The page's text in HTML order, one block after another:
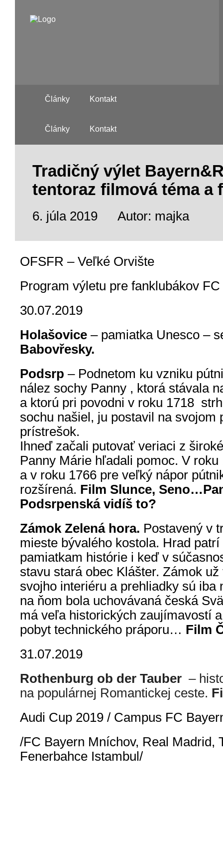
Články Kontakt
Články Kontakt
Tradičný výlet
tentoraz filmová téma a
6. júla 2019 Autor: majka
OFSFR – Veľké Orvište
Program výletu pre fanklubákov
30.07.2019
Holašovice – pamiatka Unesco –
Babovřesky.
Podsrp – Podnetom ku vzniku
nález sochy Panny , ktorá stávala
a ktorú pri povodni v roku 1718
sochu našiel, ju postavil na svojom
prístrešok.
Ihneď začali putovať veriaci z
Panny Márie hľadali pomoc. V
a v roku 1766 pre veľký nápor
rozšírená. Film Slunce,
Podsrpenská vidíš to?
Zámok Zelená hora. Postavený v
mieste bývalého kostola. Hrad
pamiatkam histórie i keď v
stavu stará obec Klášter. Zámok
svojho interiéru a prehliadky sú iba
na ňom bola uchovávaná česká
má veľa historických zaujímavostí
pobyt technického práporu… Film
31.07.2019
Rothenburg ob der Tauber –
na populárnej Romantickej ceste.
Audi Cup 2019 / Campus FC
/FC Bayern Mníchov, Real Madrid,
Fenerbahce Istambul/